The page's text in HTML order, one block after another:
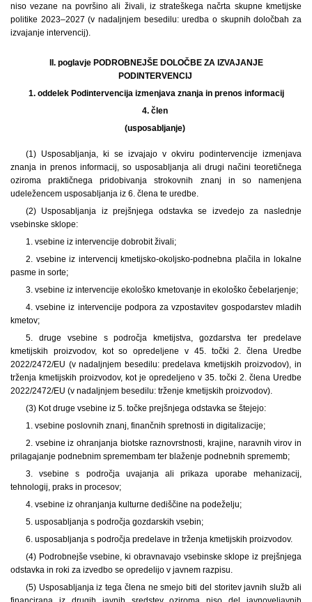
niso vezane na površino ali živali, iz strateškega načrta skupne kmetijske
politike 2023–2027 (v nadaljnjem besedilu: uredba o skupnih določbah za
izvajanje intervencij).
II. poglavje PODROBNEJŠE DOLOČBE ZA IZVAJANJE
PODINTERVENCIJ
1. oddelek Podintervencija izmenjava znanja in prenos informacij
4. člen
(usposabljanje)
(1) Usposabljanja, ki se izvajajo v okviru podintervencije izmenjava
znanja in prenos informacij, so usposabljanja ali drugi načini teoretičnega
oziroma praktičnega pridobivanja strokovnih znanj in so namenjena
udeležencem usposabljanja iz 6. člena te uredbe.
(2) Usposabljanja iz prejšnjega odstavka se izvedejo za naslednje
vsebinske sklope:
1. vsebine iz intervencije dobrobit živali;
2. vsebine iz intervencij kmetijsko-okoljsko-podnebna plačila in lokalne
pasme in sorte;
3. vsebine iz intervencije ekološko kmetovanje in ekološko čebelarjenje;
4. vsebine iz intervencije podpora za vzpostavitev gospodarstev mladih
kmetov;
5. druge vsebine s področja kmetijstva, gozdarstva ter predelave
kmetijskih proizvodov, kot so opredeljene v 45. točki 2. člena Uredbe
2022/2472/EU (v nadaljnjem besedilu: predelava kmetijskih proizvodov), in
trženja kmetijskih proizvodov, kot je opredeljeno v 35. točki 2. člena Uredbe
2022/2472/EU (v nadaljnjem besedilu: trženje kmetijskih proizvodov).
(3) Kot druge vsebine iz 5. točke prejšnjega odstavka se štejejo:
1. vsebine poslovnih znanj, finančnih spretnosti in digitalizacije;
2. vsebine iz ohranjanja biotske raznovrstnosti, krajine, naravnih virov in
prilagajanje podnebnim spremembam ter blaženje podnebnih sprememb;
3. vsebine s področja uvajanja ali prikaza uporabe mehanizacij,
tehnologij, praks in procesov;
4. vsebine iz ohranjanja kulturne dediščine na podeželju;
5. usposabljanja s področja gozdarskih vsebin;
6. usposabljanja s področja predelave in trženja kmetijskih proizvodov.
(4) Podrobnejše vsebine, ki obravnavajo vsebinske sklope iz prejšnjega
odstavka in roki za izvedbo se opredelijo v javnem razpisu.
(5) Usposabljanja iz tega člena ne smejo biti del storitev javnih služb ali